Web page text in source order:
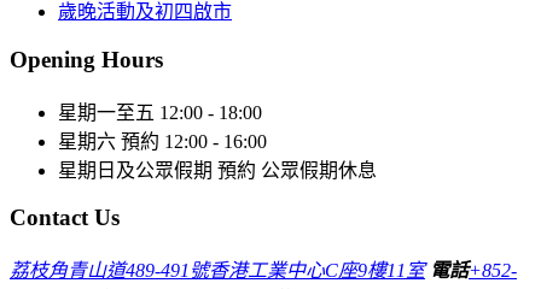
歲晚活動及初四啟市
Opening Hours
星期一至五 12:00 - 18:00
星期六 預約 12:00 - 16:00
星期日及公眾假期 預約 公眾假期休息
Contact Us
荔枝角青山道489-491號香港工業中心C座9樓11室 電話+852-